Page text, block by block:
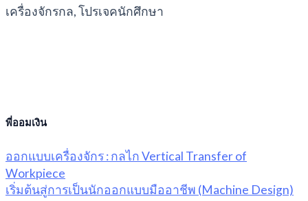
เครื่องจักรกล, โปรเจคนักศึกษา
พี่ออมเงิน
ออกแบบเครื่องจักร : กลไก Vertical Transfer of
Workpiece
เริ่มต้นสู่การเป็นนักออกแบบมืออาชีพ (Machine Design)